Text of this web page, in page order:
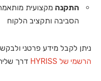
התקנה מקצועית
הסביבה ותקציב הלקוח
ניתן לקבל מידע פרטני
הרשמי של HYRISS
דרך